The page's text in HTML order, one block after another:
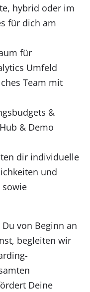
hybrid oder im
für dich am
für
Umfeld
Team mit
&
& Demo
dir individuelle
und
von Beginn an
begleiten wir
Deine